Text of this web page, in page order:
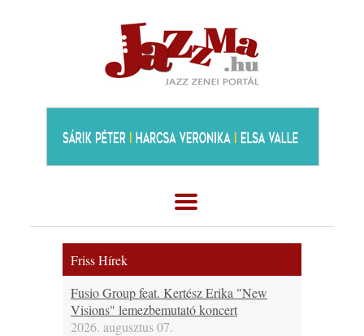
Friss Hírek
Fusio Group feat. Kertész Erika "New
Visions" lemezbemutató koncert
2026. augusztus 07.